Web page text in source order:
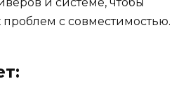
и системе, чтобы
проблем с совместимостью.